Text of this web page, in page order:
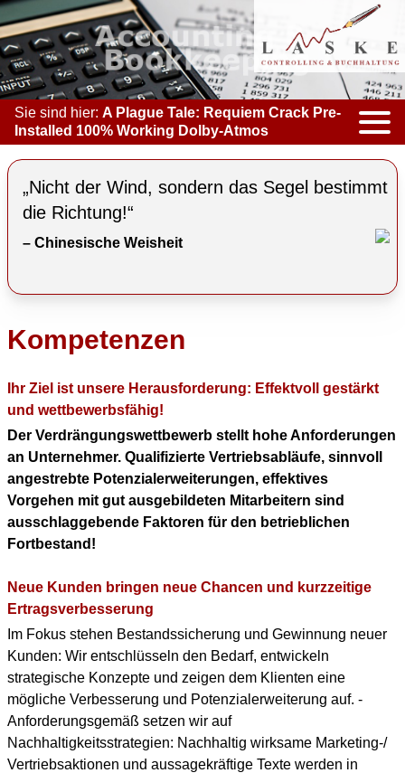
Sie sind hier: A Plague Tale: Requiem Crack Pre-
Installed 100% Working Dolby-Atmos
KOMPETENZEN
ACCOUNTING & BOOKKEEPING
CONTROLLING
COACHING
DOWNLOAD PDF
BERUFLICHER WERDEGANG
„Nicht der Wind, sondern das Segel bestimmt
die Richtung!“
– Chinesische Weisheit
Kompetenzen
Ihr Ziel ist unsere Herausforderung: Effektvoll gestärkt
und wettbewerbsfähig!
Der Verdrängungswettbewerb stellt hohe Anforderungen
an Unternehmer. Qualifizierte Vertriebsabläufe, sinnvoll
angestrebte Potenzialerweiterungen, effektives
Vorgehen mit gut ausgebildeten Mitarbeitern sind
ausschlaggebende Faktoren für den betrieblichen
Fortbestand!
Neue Kunden bringen neue Chancen und kurzzeitige
Ertragsverbesserung
Im Fokus stehen Bestandssicherung und Gewinnung neuer
Kunden: Wir entschlüsseln den Bedarf, entwickeln
strategische Konzepte und zeigen dem Klienten eine
mögliche Verbesserung und Potenzialerweiterung auf. -
Anforderungsgemäß setzen wir auf
Nachhaltigkeitsstrategien: Nachhaltig wirksame Marketing-/
Vertriebsaktionen und aussagekräftige Texte werden in